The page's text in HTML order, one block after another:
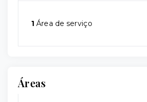
1 Área de serviço
Áreas